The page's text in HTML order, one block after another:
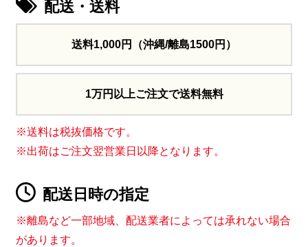
配送・送料
送料1,000円 （沖縄/離島1500円）
1万円以上ご注文で送料無料
※送料は税抜価格です。
※出荷はご注文翌営業日以降となります。
配送日時の指定
※離島など一部地域、配送業者によっては承れない場合
があります。